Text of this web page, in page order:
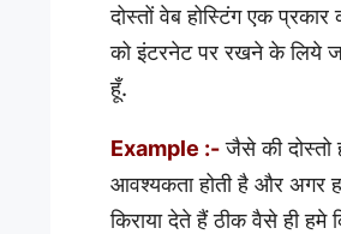
दोस्तों वेब होस्टिंग एक
को इंटरनेट पर रखने के लिये
हूँ.
Example :-जैसे की
आवश्यकता होती है और अगर
किराया देते हैं ठीक वैसे ही